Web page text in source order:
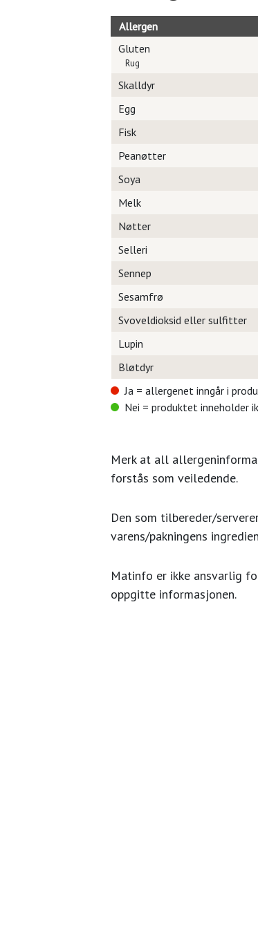
Allergen
Gluten
Rug
Skalldyr
Egg
Fisk
Peanøtter
Soya
Melk
Nøtter
Selleri
Sennep
Sesamfrø
Svoveldioksid eller sulfitter
Lupin
Bløtdyr
Ja = allergenet inngår i
Nei = produktet inneholder
Merk at all
forstås som veiledende.
Den som tilbereder/
varens/pakningens
Matinfo er ikke ansvarlig
oppgitte informasjonen.